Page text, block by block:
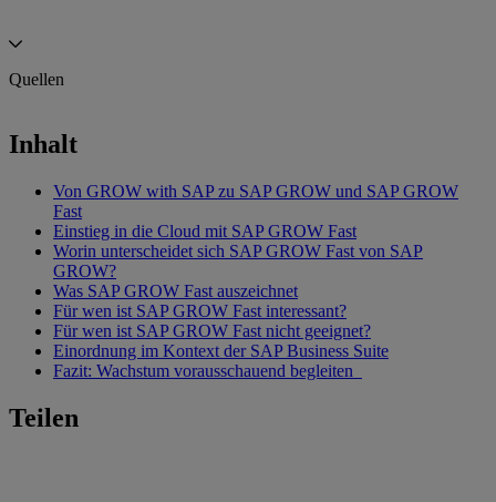
Quellen
Headerbild
Inhalt
Von GROW with SAP zu SAP GROW und SAP GROW
Fast
Einstieg in die Cloud mit SAP GROW Fast
Worin unterscheidet sich SAP GROW Fast von SAP
GROW?
Was SAP GROW Fast auszeichnet
Für wen ist SAP GROW Fast interessant?
Für wen ist SAP GROW Fast nicht geeignet?
Einordnung im Kontext der SAP Business Suite
Fazit: Wachstum vorausschauend begleiten
Teilen